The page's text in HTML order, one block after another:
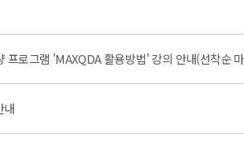
프로그램 'MAXQDA 활용방법' 강의 안내(선착순
내